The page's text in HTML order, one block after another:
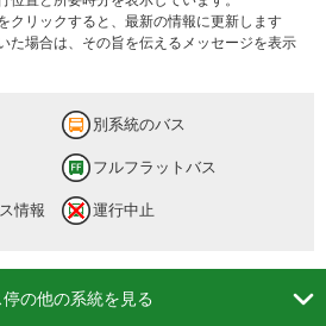
クリックすると、最新の情報に更新します
た場合は、その旨を伝えるメッセージを表示
別系統のバス
フルフラットバス
情報
運行中止
停の他の系統を見る 